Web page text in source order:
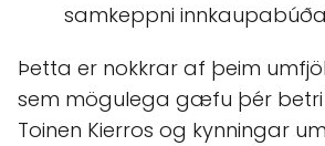
samkeppni
Þetta er nokkrar af þeim
sem mögulega gæfu þér betri
Toinen Kierros og kynningar